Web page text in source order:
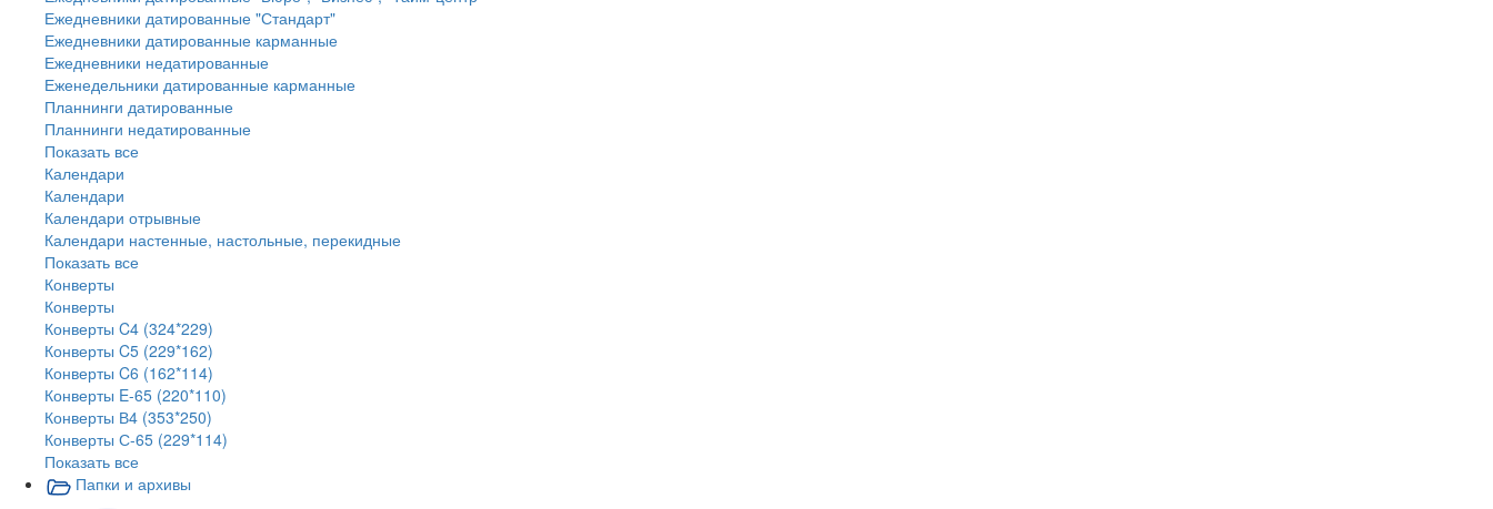
Ежедневники датированные "Стандарт"
Ежедневники датированные карманные
Ежедневники недатированные
Еженедельники датированные карманные
Планнинги датированные
Планнинги недатированные
Показать все
Календари
Календари
Календари отрывные
Календари настенные, настольные, перекидные
Показать все
Конверты
Конверты
Конверты C4 (324*229)
Конверты C5 (229*162)
Конверты C6 (162*114)
Конверты E-65 (220*110)
Конверты В4 (353*250)
Конверты С-65 (229*114)
Показать все
Папки и архивы